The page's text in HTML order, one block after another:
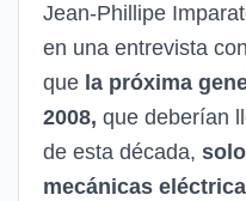
Jean-Phillipe
en una entrevista
que la próxima
2008, que deberían
de esta década,
mecánicas